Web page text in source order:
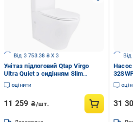
Від 3 753.38 ₴ X 3
Унітаз підлоговий Qtap Virgo
Ultra Quiet з сидінням Slim
Duroplast/Soft-close/Quick
Release (QT18226092AW)
оцінити
11 259 ₴/шт.
Насос
кВт з
31